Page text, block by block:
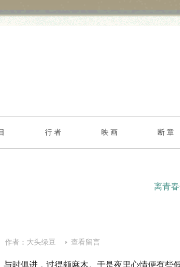
行 者 映 画 断 章
离青
作者： 大头绿豆 查看留言
俱进，过得颇麻木。于是夜里心情便有些